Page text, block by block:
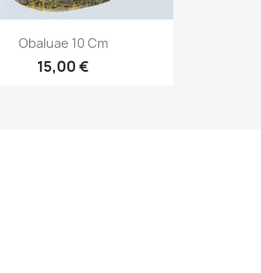
Obaluae 10 Cm
15,00 €